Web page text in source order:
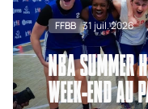
FFBB 31 juil. 2026
NBA SUMMER
WEEK-END AU